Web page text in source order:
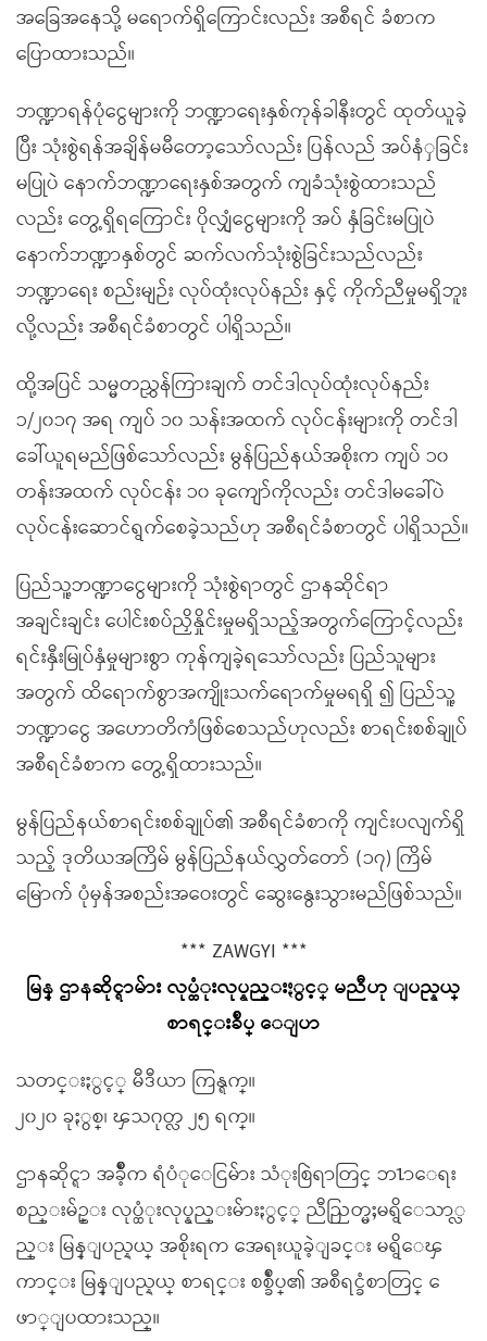
အခြေအနေသို့ မရောက်ရှိကြောင်းလည်း အစီရင် ခံစာက
ပြောထားသည်။
ဘဏ္ဍာရန်ပုံငွေများကို ဘဏ္ဍာရေးနှစ်ကုန်ခါနီးတွင် ထုတ်ယူခဲ့
ပြီး သုံးစွဲရန်အချိန်မမီတော့သော်လည်း ပြန်လည် အပ်နံှခြင်း
မပြုပဲ နောက်ဘဏ္ဍာရေးနှစ်အတွက် ကျခံသုံးစွဲထားသည်
လည်း တွေ့ရှိရကြောင်း ပိုလျှံငွေများကို အပ် နှံခြင်းမပြုပဲ
နောက်ဘဏ္ဍာနှစ်တွင် ဆက်လက်သုံးစွဲခြင်းသည်လည်း
ဘဏ္ဍာရေး စည်းမျဉ်း လုပ်ထုံးလုပ်နည်း နှင့် ကိုက်ညီမှုမရှိဘူး
လို့လည်း အစီရင်ခံစာတွင် ပါရှိသည်။
ထို့အပြင် သမ္မတညွှန်ကြားချက် တင်ဒါလုပ်ထုံးလုပ်နည်း
၁/၂၀၁၇ အရ ကျပ် ၁၀ သန်းအထက် လုပ်ငန်းများကို တင်ဒါ
ခေါ်ယူရမည်ဖြစ်သော်လည်း မွန်ပြည်နယ်အစိုးက ကျပ် ၁၀
တန်းအထက် လုပ်ငန်း ၁၀ ခုကျော်ကိုလည်း တင်ဒါမခေါ်ပဲ
လုပ်ငန်းဆောင်ရွက်စေခဲ့သည်ဟု အစီရင်ခံစာတွင် ပါရှိသည်။
ပြည်သူ့ဘဏ္ဍာငွေများကို သုံးစွဲရာတွင် ဌာနဆိုင်ရာ
အချင်းချင်း ပေါင်းစပ်ညှိနှိုင်းမှုမရှိသည့်အတွက်ကြောင့်လည်း
ရင်းနှီးမြုပ်နှံမှုများစွာ ကုန်ကျခဲ့ရသော်လည်း ပြည်သူများ
အတွက် ထိရောက်စွာအကျိုးသက်ရောက်မှုမရရှိ ၍ ပြည်သူ့
ဘဏ္ဍာငွေ အဟောတိကံဖြစ်စေသည်ဟုလည်း စာရင်းစစ်ချုပ်
အစီရင်ခံစာက တွေ့ရှိထားသည်။
မွန်ပြည်နယ်စာရင်းစစ်ချုပ်၏ အစီရင်ခံစာကို ကျင်းပလျက်ရှိ
သည့် ဒုတိယအကြိမ် မွန်ပြည်နယ်လွှတ်တော် (၁၇) ကြိမ်
မြောက် ပုံမှန်အစည်းအဝေးတွင် ဆွေးနွေးသွားမည်ဖြစ်သည်။
*** ZAWGYI ***
မြန္ ဌာနဆိုင္ရာမ်ား လုပ္ထံုးလုပ္နည္းႏွင့္ မညီဟု ျပည္နယ္
စာရင္းခ်ဳပ္ ေျပာ
သတင္းႏွင့္ မီဒီယာ ကြန္ရက္။
၂၀၂၀ ခုႏွစ္၊ ၾသဂုတ္လ ၂၅ ရက္။
ဌာနဆိုင္ရာ အခ်ဳိ့က ရံပံုေငြမ်ား သံုးစြဲရာတြင္ ဘ႑ာေရး
စည္းမ်ဥ္း လုပ္ထံုးလုပ္နည္းမ်ားႏွင့္ ညီညြတ္မႈမရွိေသာ္လ
ည္း မြန္ျပည္နယ္ အစိုးရက အေရးယူခဲ့ျခင္း မရွိေၾ
ကာင္း မြန္ျပည္နယ္ စာရင္း စစ္ခ်ဳပ္၏ အစီရင္ခံစာတြင္ ေ
ဖာ္ျပထားသည္။